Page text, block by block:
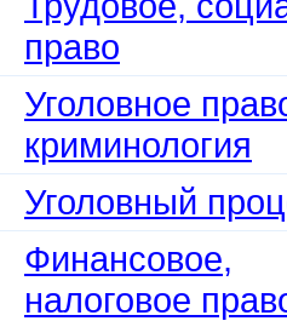
право
Уголовное
криминология
Уголовный
Финансовое,
налоговое